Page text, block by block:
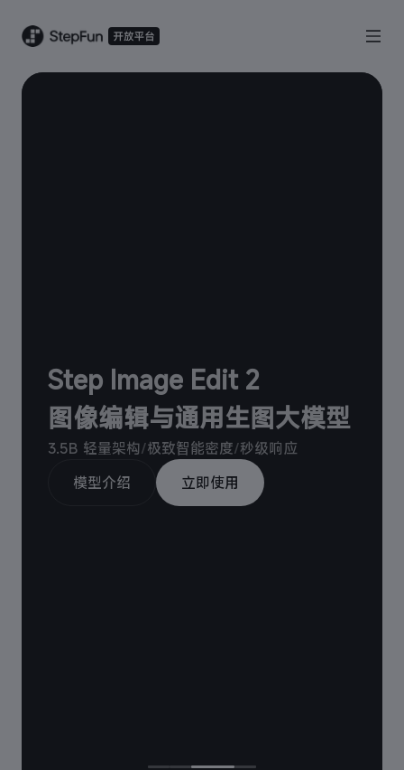
Step Image Edit 2
图像编辑与通用生图大模型
3.5B 轻量架构/极致智能密度/秒级响应
模型介绍
立即使用